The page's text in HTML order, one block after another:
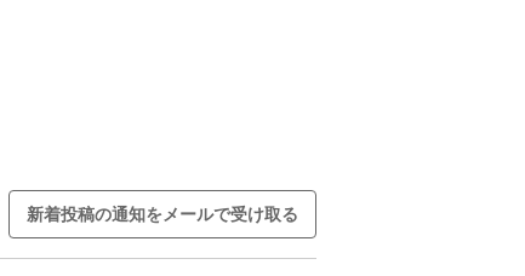
新着投稿の通知をメールで受け取る